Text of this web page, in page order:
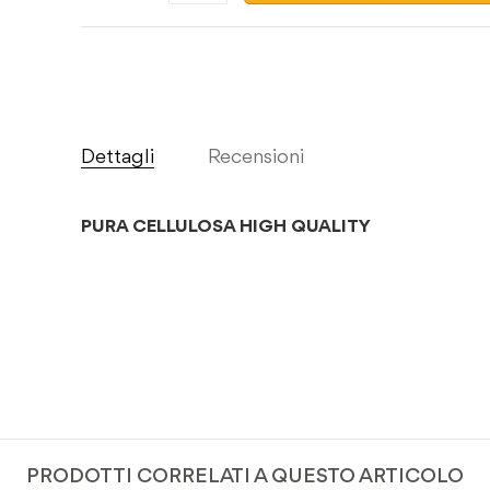
Dettagli
PURA CELLULOSA HIGH QUALITY
Recensioni
PRODOTTI CORRELATI A QUESTO ARTICOLO